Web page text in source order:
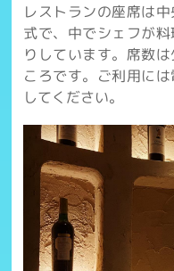
レストランの座席は
式で、中でシェフが
りしています。席数
ころです。ご利用に
してください。